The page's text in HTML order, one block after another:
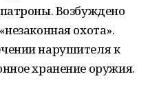
Возбуждено
охота».
нарушителя к
хранение оружия.